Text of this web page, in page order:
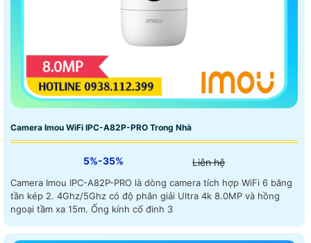
Camera Imou WiFi IPC-A82P-PRO Trong Nhà
5%-35% Liên hệ
Camera Imou IPC-A82P-PRO là dòng camera tích hợp WiFi 6 băng
tần kép 2. 4Ghz/5Ghz có độ phân giải Ultra 4k 8.0MP và hồng
ngoại tầm xa 15m. Ống kính cố đinh 3